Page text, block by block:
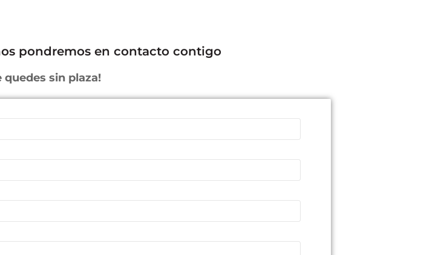
pondremos en contacto contigo
quedes sin plaza!